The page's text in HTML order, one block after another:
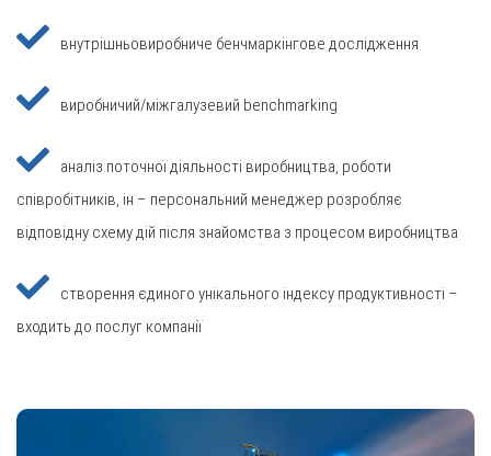
внутрішньовиробниче бенчмаркінгове дослідження
виробничий/міжгалузевий benchmarking
аналіз поточної діяльності виробництва, роботи
співробітників, ін – персональний менеджер розробляє
відповідну схему дій після знайомства з процесом виробництва
створення єдиного унікального індексу продуктивності –
входить до послуг компанії